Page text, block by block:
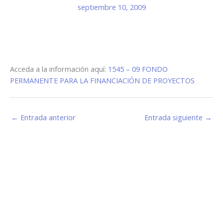
septiembre 10, 2009
Acceda a la información aquí: 1545 – 09 FONDO
PERMANENTE PARA LA FINANCIACIÓN DE PROYECTOS
← Entrada anterior Entrada siguiente →